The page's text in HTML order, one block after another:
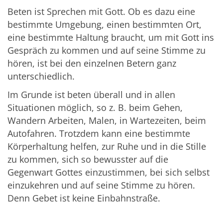
Beten ist Sprechen mit Gott. Ob es dazu eine
bestimmte Umgebung, einen bestimmten Ort,
eine bestimmte Haltung braucht, um mit Gott ins
Gespräch zu kommen und auf seine Stimme zu
hören, ist bei den einzelnen Betern ganz
unterschiedlich.
Im Grunde ist beten überall und in allen
Situationen möglich, so z. B. beim Gehen,
Wandern Arbeiten, Malen, in Wartezeiten, beim
Autofahren. Trotzdem kann eine bestimmte
Körperhaltung helfen, zur Ruhe und in die Stille
zu kommen, sich so bewusster auf die
Gegenwart Gottes einzustimmen, bei sich selbst
einzukehren und auf seine Stimme zu hören.
Denn Gebet ist keine Einbahnstraße.